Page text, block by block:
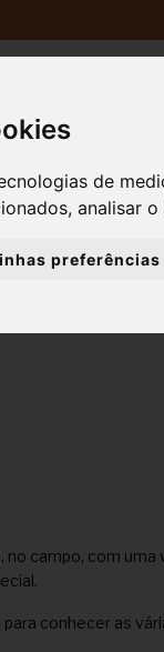
de
analisar
preferências
no campo, com
conhecer as